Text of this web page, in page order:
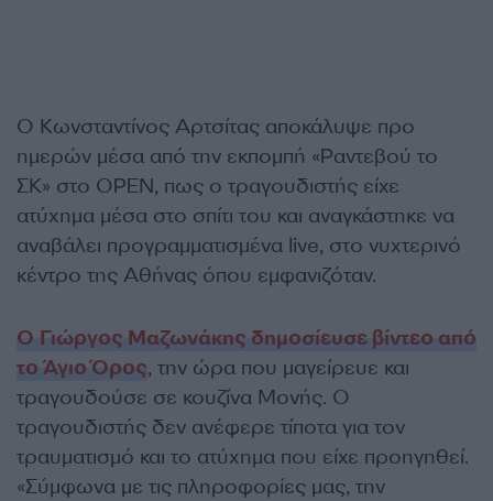
Ο Κωνσταντίνος Αρτσίτας αποκάλυψε προ
ημερών μέσα από την εκπομπή «Ραντεβού το
ΣΚ» στο OPEN, πως ο τραγουδιστής είχε
ατύχημα μέσα στο σπίτι του και αναγκάστηκε να
αναβάλει προγραμματισμένα live, στο νυχτερινό
κέντρο της Αθήνας όπου εμφανιζόταν.
Ο Γιώργος Μαζωνάκης δημοσίευσε βίντεο από
το Άγιο Όρος, την ώρα που μαγείρευε και
τραγουδούσε σε κουζίνα Μονής. Ο
τραγουδιστής δεν ανέφερε τίποτα για τον
τραυματισμό και το ατύχημα που είχε προηγηθεί.
«Σύμφωνα με τις πληροφορίες μας, την